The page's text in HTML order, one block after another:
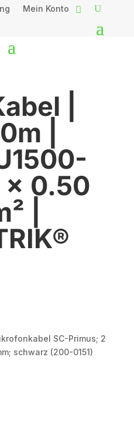
Mein Konto
|
|
x 0.50
|
SC-Primus; 2
schwarz (200-0151)